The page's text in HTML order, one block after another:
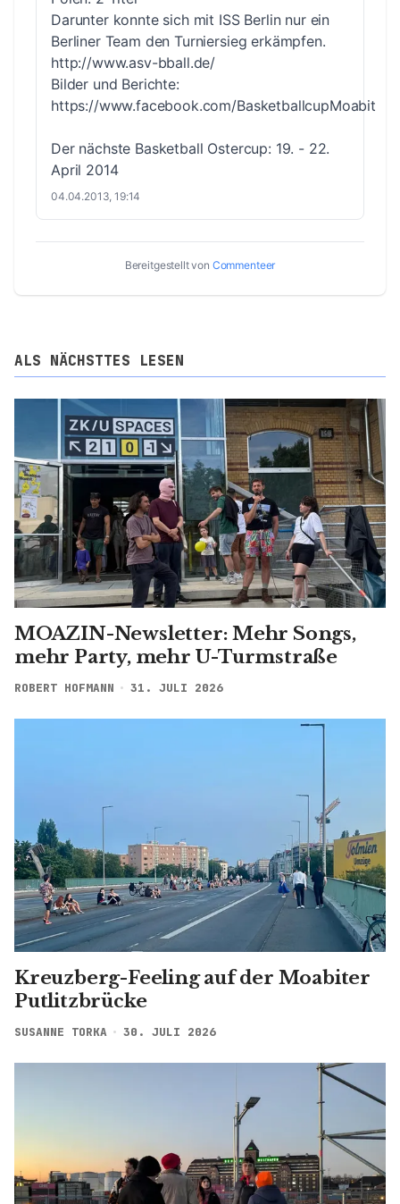
Darunter konnte sich mit ISS Berlin nur ein
Berliner Team den Turniersieg erkämpfen.
http://www.asv-bball.de/
Bilder und Berichte:
https://www.facebook.com/BasketballcupMoabit
Der nächste Basketball Ostercup: 19. - 22.
April 2014
04.04.2013, 19:14
Bereitgestellt von Commenteer
ALS NÄCHSTTES LESEN
MOAZIN-Newsletter: Mehr Songs,
mehr Party, mehr U-Turmstraße
ROBERT HOFMANN 31. JULI 2026
Kreuzberg-Feeling auf der Moabiter
Putlitzbrücke
SUSANNE TORKA 30. JULI 2026